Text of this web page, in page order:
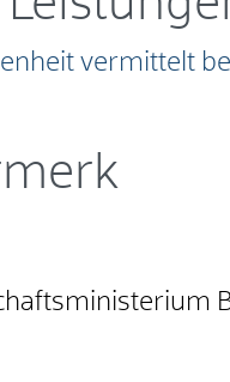
vermittelt